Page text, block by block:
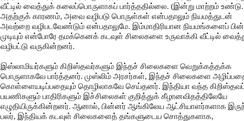
வீட்டில் வைத்துக் கலைப்பொருளாகப் பார்த்ததில்லை. (இன்று மாற்றம்
அதற்குக் காரணம், அவை வழிபடு பொருள்கள் என்பதாலும் நியமத்துடன்
அவற்றை வழிபடவேண்டும் என்பதாலுமே. இம்மாதிரியான நியமங்களைப்
முடியும் என்போரே தமக்கெனக் கடவுள் சிலைகளை உருவாக்கி வீட்டில்
வழிபட்டு வருகின்றனர்.
இஸ்லாமியர்களும் கிறிஸ்தவர்களும் இந்தச் சிலைகளை வெறுக்கத்தக்க
பொருளாகவே பார்த்தனர். முஸ்லிம் அரசர்கள், இந்தச் சிலைகளை
கொள்ளையடிப்பதையும் தொழிலாகவே செய்தனர். இந்தியா வந்த
பயணிகளும் பாதிரிகளும் இச்சிலைகள் குறித்துக் கீழானவிதத்திலேயே
எழுதியிருக்கின்றனர். ஆனால், பின்னர் ஆங்கிலேய ஆட்சியாளர்களாக
பலர், இந்தியக் கடவுள் சிலைகளைத் தங்களுடைய சொத்துகளாக,